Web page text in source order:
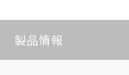
製品情報